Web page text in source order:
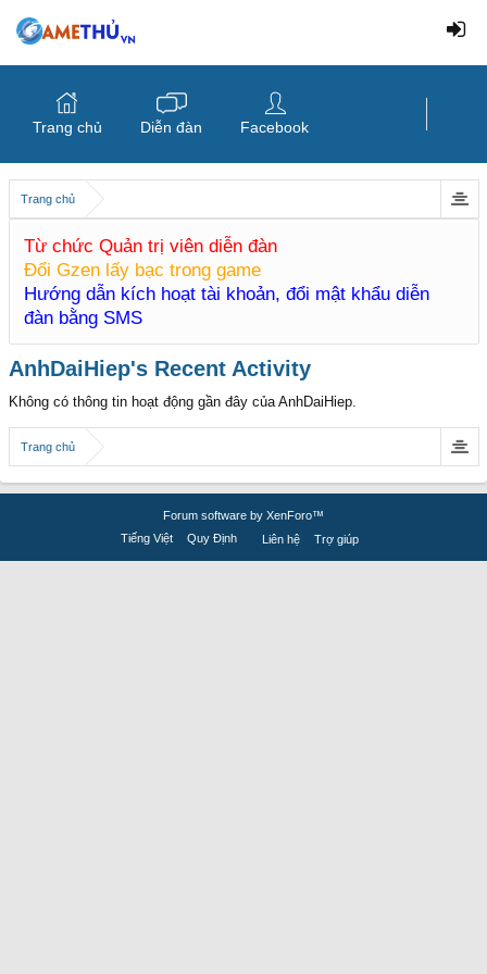
Trang chủ
Từ chức Quản trị viên diễn đàn
Đổi Gzen lấy bạc trong game
Hướng dẫn kích hoạt tài khoản, đổi mật khẩu diễn
đàn bằng SMS
AnhDaiHiep's Recent Activity
Không có thông tin hoạt động gần đây của AnhDaiHiep.
Trang chủ
Trang chủ Diễn đàn Facebook
Forum software by XenForo™
Tiếng Việt
Quy Định Liên hệ Trợ giúp